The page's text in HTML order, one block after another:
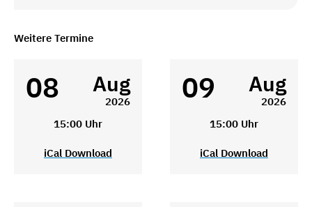
Weitere Termine
08 Aug
2026
15:00 Uhr
iCal Download
09 Aug
2026
15:00 Uhr
iCal Download